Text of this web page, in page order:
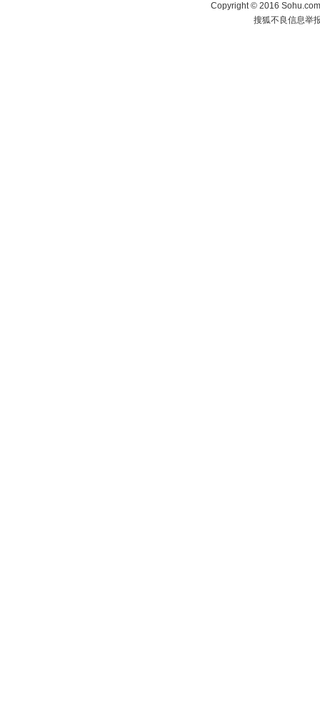
Copyright©2016
搜狐不良信息举